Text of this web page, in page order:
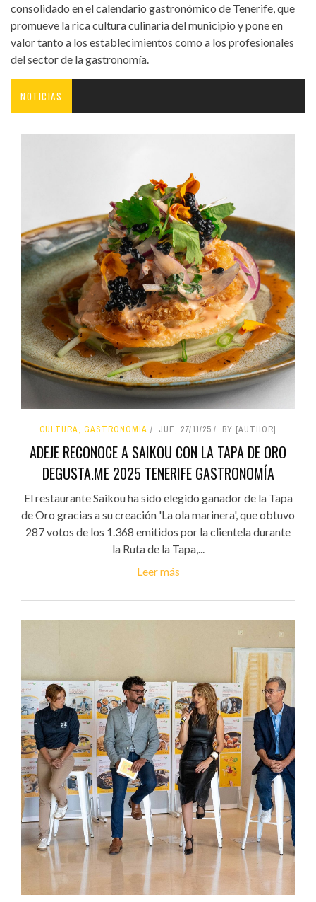
consolidado en el calendario gastronómico de Tenerife, que
promueve la rica cultura culinaria del municipio y pone en
valor tanto a los establecimientos como a los profesionales
del sector de la gastronomía.
NOTICIAS
CULTURA, GASTRONOMIA JUE, 27/11/25 BY [AUTHOR]
ADEJE RECONOCE A SAIKOU CON LA TAPA DE ORO
DEGUSTA.ME 2025 TENERIFE GASTRONOMÍA
El restaurante Saikou ha sido elegido ganador de la Tapa
de Oro gracias a su creación 'La ola marinera', que obtuvo
287 votos de los 1.368 emitidos por la clientela durante
la Ruta de la Tapa,...
Leer más